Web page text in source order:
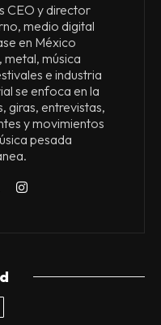
CEO y director
medio digital
en México
metal, música
e industria
se enfoca en la
giras, entrevistas,
y movimientos
pesada